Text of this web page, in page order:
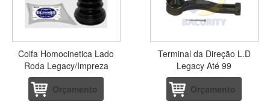
Coifa Homocinetica Lado
Roda Legacy/Impreza
Orçamento
Terminal da Direção L.D
Legacy Até 99
Orçamento